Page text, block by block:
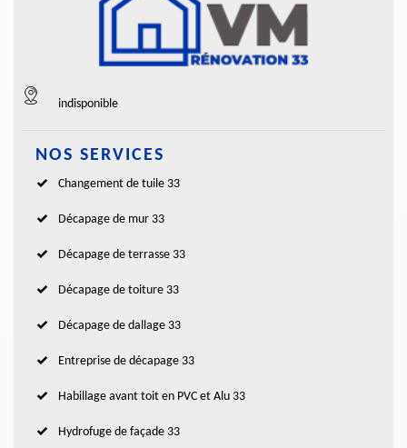
indisponible
NOS SERVICES
Changement de tuile 33
Décapage de mur 33
Décapage de terrasse 33
Décapage de toiture 33
Décapage de dallage 33
Entreprise de décapage 33
Habillage avant toit en PVC et Alu 33
Hydrofuge de façade 33